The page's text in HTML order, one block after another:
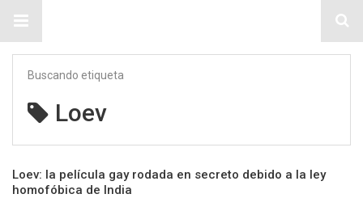
Buscando etiqueta
Loev
Loev: la película gay rodada en secreto debido a la ley
homofóbica de India